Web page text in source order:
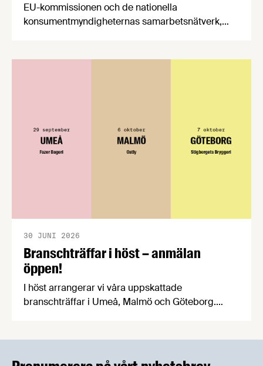
EU-kommissionen och de nationella
konsumentmyndigheternas samarbetsnätverk,
konsumentmaktsdirektivet. Livsmedelsföretagen
Branschträffar i höst – anmälan
öppen!
30 JUNI 2026
I höst arrangerar vi våra uppskattade
branschträffar i Umeå, Malmö och Göteborg.
kan träffa branschkollegor och utbyta